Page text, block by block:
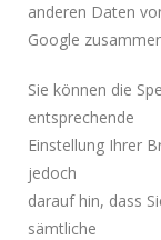
anderen Daten
Google
Sie können die
entsprechende
Einstellung Ihrer
jedoch
darauf hin, dass
sämtliche